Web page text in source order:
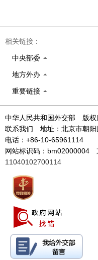
相关链接：
中央部委
地方外办
重要链接
中华人民共和国外交部 版权
联系我们 地址：北京市朝
电话：+86-10-65961114
网站标识码：bm02000004
11040102700114